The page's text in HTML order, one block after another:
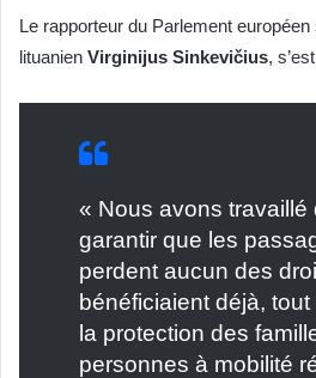
Le rapporteur du Parlement
lituanien Virginijus Sinkevičius,
« Nous avons travaillé
garantir que les
perdent aucun des
bénéficiaient déjà,
la protection des
personnes à mobilité